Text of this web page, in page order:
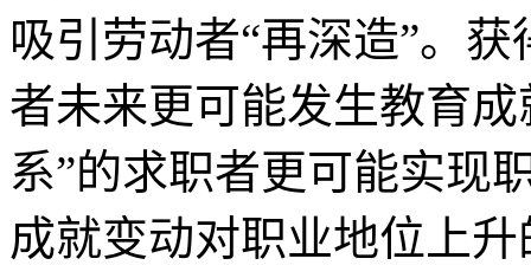
吸引劳动者“再深造”。
者未来更可能发生教育
系”的求职者更可能实现
成就变动对职业地位上